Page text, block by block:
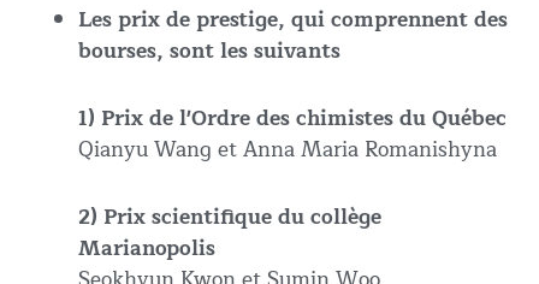
Les prix de prestige, qui comprennent des
bourses, sont les suivants
1) Prix de l'Ordre des chimistes du Québec
Qianyu Wang et Anna Maria Romanishyna
2) Prix scientifique du collège
Marianopolis